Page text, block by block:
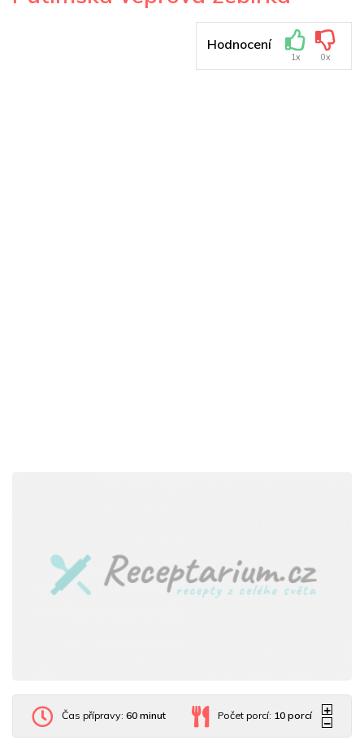
Hodnocení
1x 0x
Čas přípravy:60 minut Počet porcí: 10 porcí